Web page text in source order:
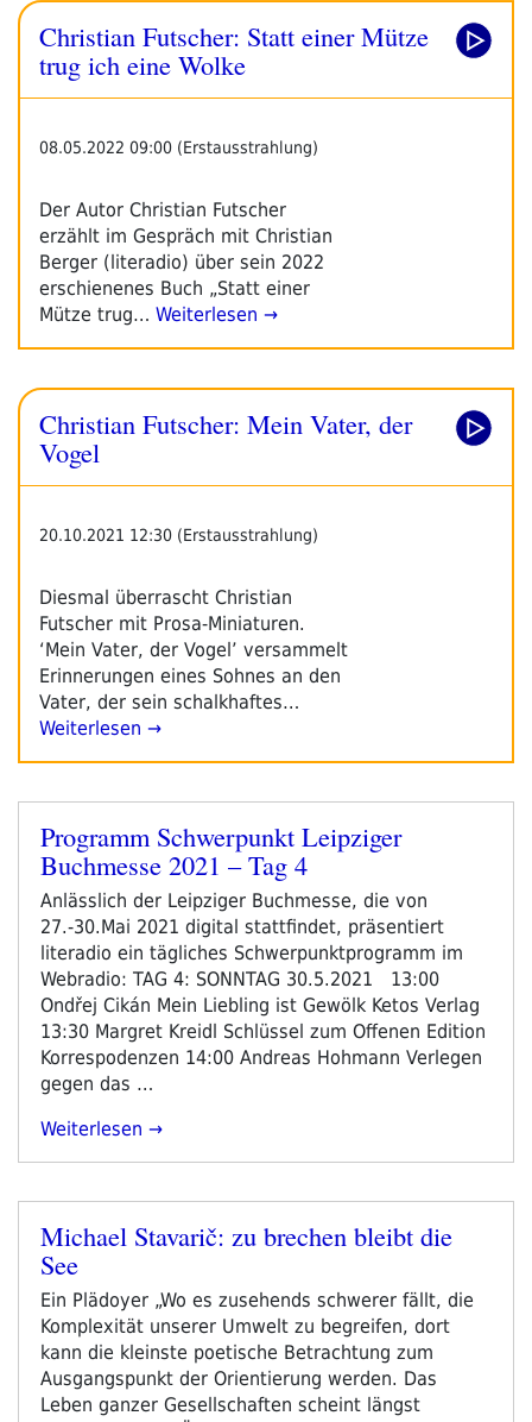
Christian Futscher: Statt einer Mütze
trug ich eine Wolke
08.05.2022 09:00 (Erstausstrahlung)
Der Autor Christian Futscher
erzählt im Gespräch mit Christian
Berger (literadio) über sein 2022
erschienenes Buch „Statt einer
Mütze trug… Weiterlesen →
Christian Futscher: Mein Vater, der
Vogel
20.10.2021 12:30 (Erstausstrahlung)
Diesmal überrascht Christian
Futscher mit Prosa-Miniaturen.
‘Mein Vater, der Vogel’ versammelt
Erinnerungen eines Sohnes an den
Vater, der sein schalkhaftes…
Weiterlesen →
Veröffentlicht
am
Programm Schwerpunkt Leipziger
Buchmesse 2021 – Tag 4
Anlässlich der Leipziger Buchmesse, die von
27.-30.Mai 2021 digital stattfindet, präsentiert
literadio ein tägliches Schwerpunktprogramm im
Webradio: TAG 4: SONNTAG 30.5.2021 13:00
Ondřej Cikán Mein Liebling ist Gewölk Ketos Verlag
13:30 Margret Kreidl Schlüssel zum Offenen Edition
Korrespodenzen 14:00 Andreas Hohmann Verlegen
gegen das …
„Programm
Buchmesse
2021
–
4“
Weiterlesen
Veröffentlicht
am
Michael Stavarič: zu brechen bleibt die
See
Ein Plädoyer „Wo es zusehends schwerer fällt, die
Komplexität unserer Umwelt zu begreifen, dort
kann die kleinste poetische Betrachtung zum
Ausgangspunkt der Orientierung werden. Das
Leben ganzer Gesellschaften scheint längst